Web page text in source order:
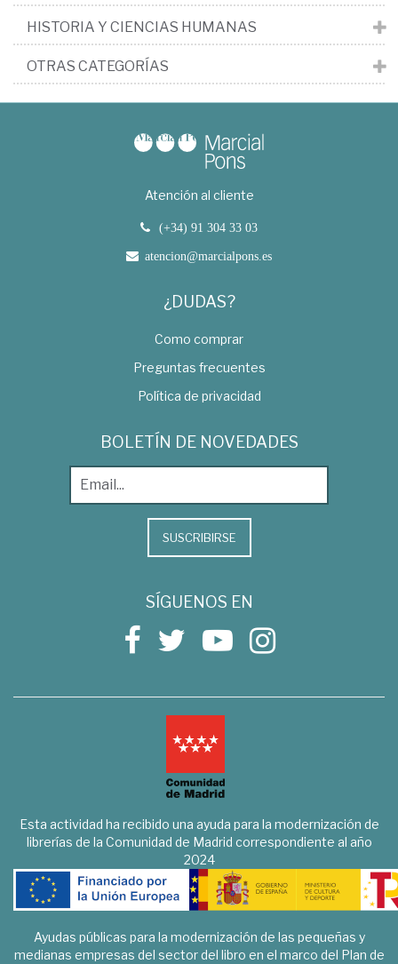
HISTORIA Y CIENCIAS HUMANAS
OTRAS CATEGORÍAS
Atención al cliente
(+34) 91 304 33 03
atencion@marcialpons.es
¿DUDAS?
Como comprar
Preguntas frecuentes
Política de privacidad
BOLETÍN DE NOVEDADES
SUSCRIBIRSE
SÍGUENOS EN
Esta actividad ha recibido una ayuda para la modernización de
librerías de la Comunidad de Madrid correspondiente al año
2024
Ayudas públicas para la modernización de las pequeñas y
medianas empresas del sector del libro en el marco del Plan de